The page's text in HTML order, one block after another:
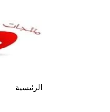
Skip
to
navigation
Skip
to
الرئيسية